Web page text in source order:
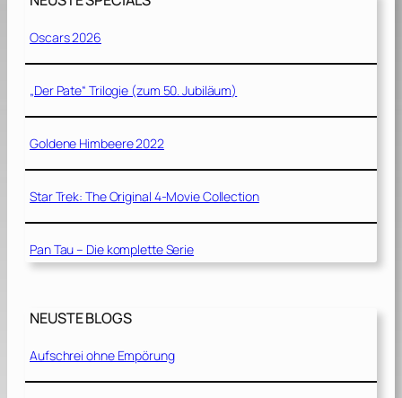
Oscars 2026
„Der Pate“ Trilogie (zum 50. Jubiläum)
Goldene Himbeere 2022
Star Trek: The Original 4-Movie Collection
Pan Tau – Die komplette Serie
NEUSTE BLOGS
Aufschrei ohne Empörung